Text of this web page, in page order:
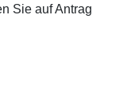
Sie auf Antrag